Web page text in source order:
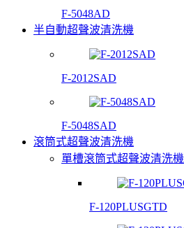
F-5048AD
半自動超聲波清洗機
F-2012SAD
F-5048SAD
滾筒式超聲波清洗機
單槽滾筒式超聲波清洗機
F-120PLUSGTD